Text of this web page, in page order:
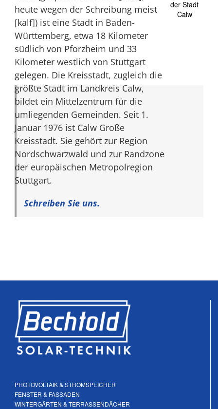
heute wegen der Schreibung meist
[kalf]) ist eine Stadt in Baden-
Württemberg, etwa 18 Kilometer
südlich von Pforzheim und 33
Kilometer westlich von Stuttgart
gelegen. Die Kreisstadt, zugleich die
größte Stadt im Landkreis Calw,
bildet ein Mittelzentrum für die
umliegenden Gemeinden. Seit 1.
Januar 1976 ist Calw Große
Kreisstadt. Sie gehört zur Region
Nordschwarzwald und zur Randzone
der europäischen Metropolregion
Stuttgart.
Schreiben Sie uns.
PHOTOVOLTAIK & STROMSPEICHER
FENSTER & FASSADEN
WINTERGÄRTEN & TERRASSENDÄCHER